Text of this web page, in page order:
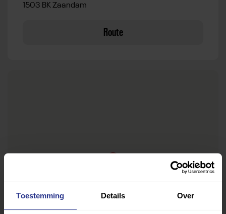
Toestemming Details Over
1503 BK Zaandam
Route